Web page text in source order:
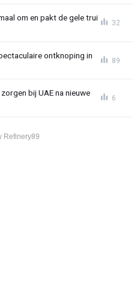
om en pakt de gele trui
32
ontknoping in
89
bij UAE na nieuwe
6
Refinery89